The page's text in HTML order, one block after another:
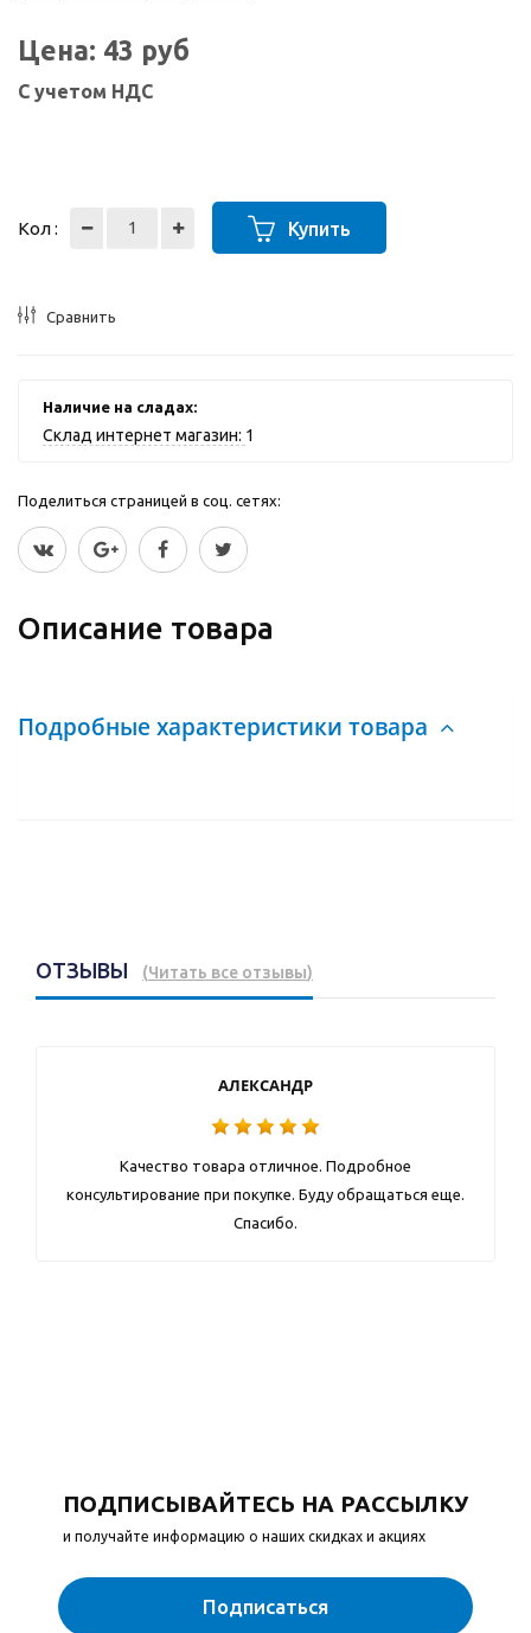
Цена: 43 руб
С учетом НДС
Кол : Купить
Сравнить
Наличие на сладах:
Склад интернет магазин: 1
Поделиться страницей в соц. сетях:
Описание товара
Подробные характеристики товара
ОТЗЫВЫ (Читать все отзывы)
АЛЕКСАНДР
Качество товара отличное. Подробное
консультирование при покупке. Буду обращаться еще.
Спасибо.
ПОДПИСЫВАЙТЕСЬ НА РАССЫЛКУ
и получайте информацию о наших скидках и акциях
Подписаться